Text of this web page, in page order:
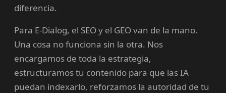
diferencia.
Para E-Dialog, el SEO y el GEO van de la mano.
Una cosa no funciona sin la otra. Nos
encargamos de toda la estrategia,
estructuramos tu contenido para que las IA
puedan indexarlo, reforzamos la autoridad de tu